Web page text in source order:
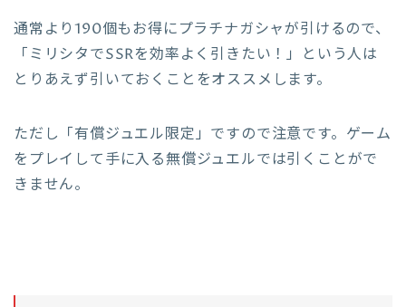
通常より190個もお得にプラチナガシャが引けるので、
「ミリシタでSSRを効率よく引きたい！」という人は
とりあえず引いておくことをオススメします。
ただし「有償ジュエル限定」ですので注意です。ゲーム
をプレイして手に入る無償ジュエルでは引くことがで
きません。